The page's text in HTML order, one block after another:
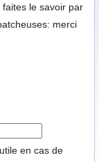
le savoir par
merci
en cas de